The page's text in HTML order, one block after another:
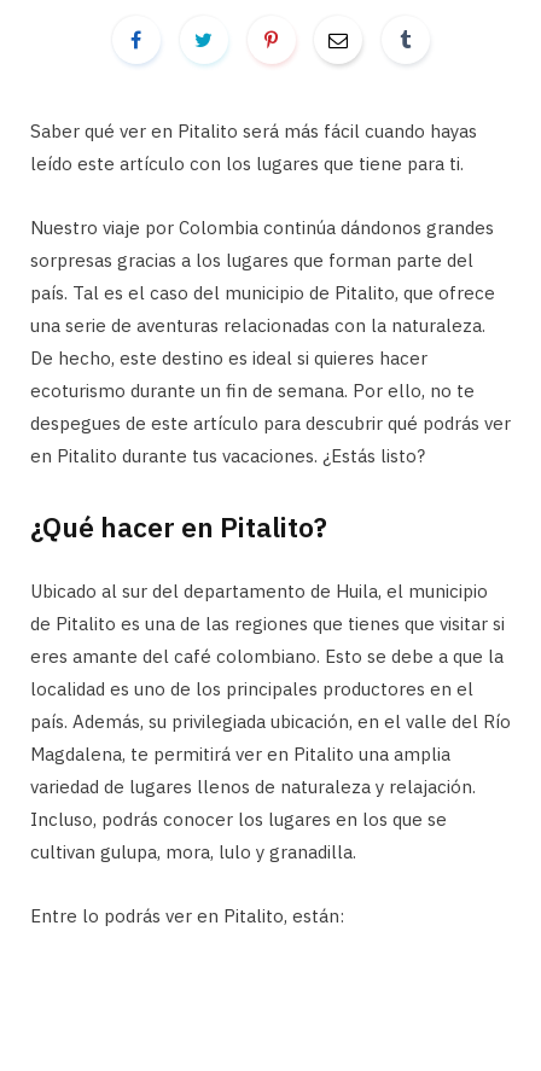
Saber qué ver en Pitalito será más fácil cuando hayas
leído este artículo con los lugares que tiene para ti.
Nuestro viaje por Colombia continúa dándonos grandes
sorpresas gracias a los lugares que forman parte del
país. Tal es el caso del municipio de Pitalito, que ofrece
una serie de aventuras relacionadas con la naturaleza.
De hecho, este destino es ideal si quieres hacer
ecoturismo durante un fin de semana. Por ello, no te
despegues de este artículo para descubrir qué podrás ver
en Pitalito durante tus vacaciones. ¿Estás listo?
¿Qué hacer en Pitalito?
Ubicado al sur del departamento de Huila, el municipio
de Pitalito es una de las regiones que tienes que visitar si
eres amante del café colombiano. Esto se debe a que la
localidad es uno de los principales productores en el
país. Además, su privilegiada ubicación, en el valle del Río
Magdalena, te permitirá ver en Pitalito una amplia
variedad de lugares llenos de naturaleza y relajación.
Incluso, podrás conocer los lugares en los que se
cultivan gulupa, mora, lulo y granadilla.
Entre lo podrás ver en Pitalito, están: